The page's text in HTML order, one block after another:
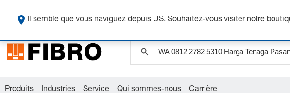
Il semble que vous naviguez depuis US. Souhaitez-vous visiter notre